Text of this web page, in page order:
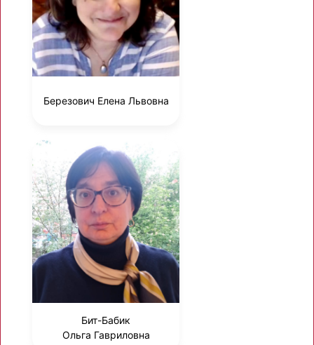
Березович Елена Львовна
Бит-Бабик
Ольга Гавриловна